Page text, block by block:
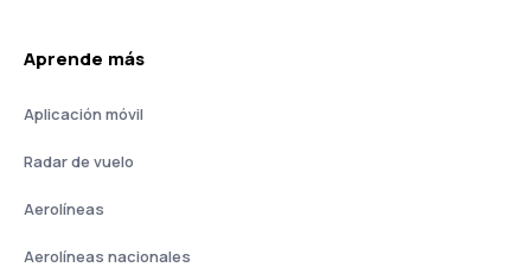
Aprende más
Aplicación móvil
Radar de vuelo
Aerolíneas
Aerolíneas nacionales